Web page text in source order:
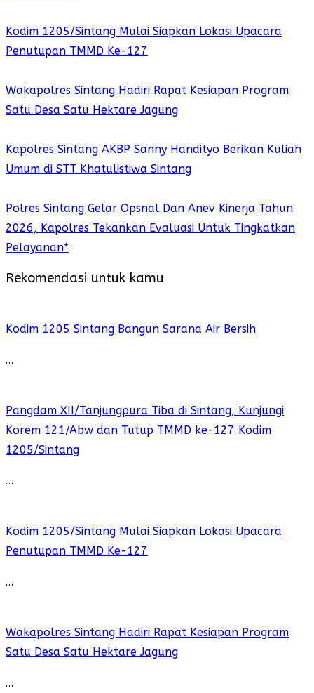
Kodim 1205/Sintang Mulai Siapkan Lokasi Upacara
Penutupan TMMD Ke-127
Wakapolres Sintang Hadiri Rapat Kesiapan Program
Satu Desa Satu Hektare Jagung
Kapolres Sintang AKBP Sanny Handityo Berikan Kuliah
Umum di STT Khatulistiwa Sintang
Polres Sintang Gelar Opsnal Dan Anev Kinerja Tahun
2026, Kapolres Tekankan Evaluasi Untuk Tingkatkan
Pelayanan*
Rekomendasi untuk kamu
Kodim 1205 Sintang Bangun Sarana Air Bersih
…
Pangdam XII/Tanjungpura Tiba di Sintang, Kunjungi
Korem 121/Abw dan Tutup TMMD ke-127 Kodim
1205/Sintang
…
Kodim 1205/Sintang Mulai Siapkan Lokasi Upacara
Penutupan TMMD Ke-127
…
Wakapolres Sintang Hadiri Rapat Kesiapan Program
Satu Desa Satu Hektare Jagung
…